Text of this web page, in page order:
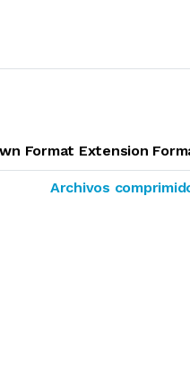
Format Extension
Archivos